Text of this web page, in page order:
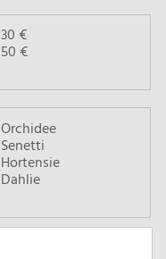
30 €
50 €
Orchidee
Senetti
Hortensie
Dahlie